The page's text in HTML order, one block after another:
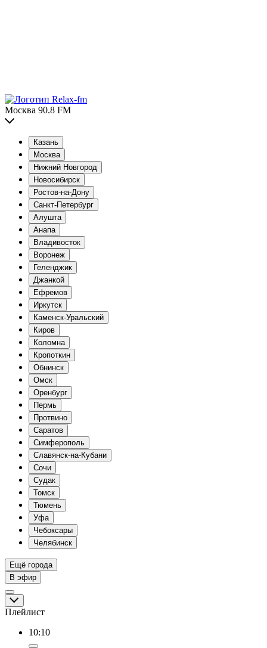
Москва 90.8 FM
Казань
Москва
Нижний Новгород
Новосибирск
Ростов-на-Дону
Санкт-Петербург
Алушта
Анапа
Владивосток
Воронеж
Геленджик
Джанкой
Ефремов
Иркутск
Каменск-Уральский
Киров
Коломна
Кропоткин
Обнинск
Омск
Оренбург
Пермь
Протвино
Саратов
Симферополь
Славянск-на-Кубани
Сочи
Судак
Томск
Тюмень
Уфа
Чебоксары
Челябинск
Ещё города
В эфир
Плейлист
10:10